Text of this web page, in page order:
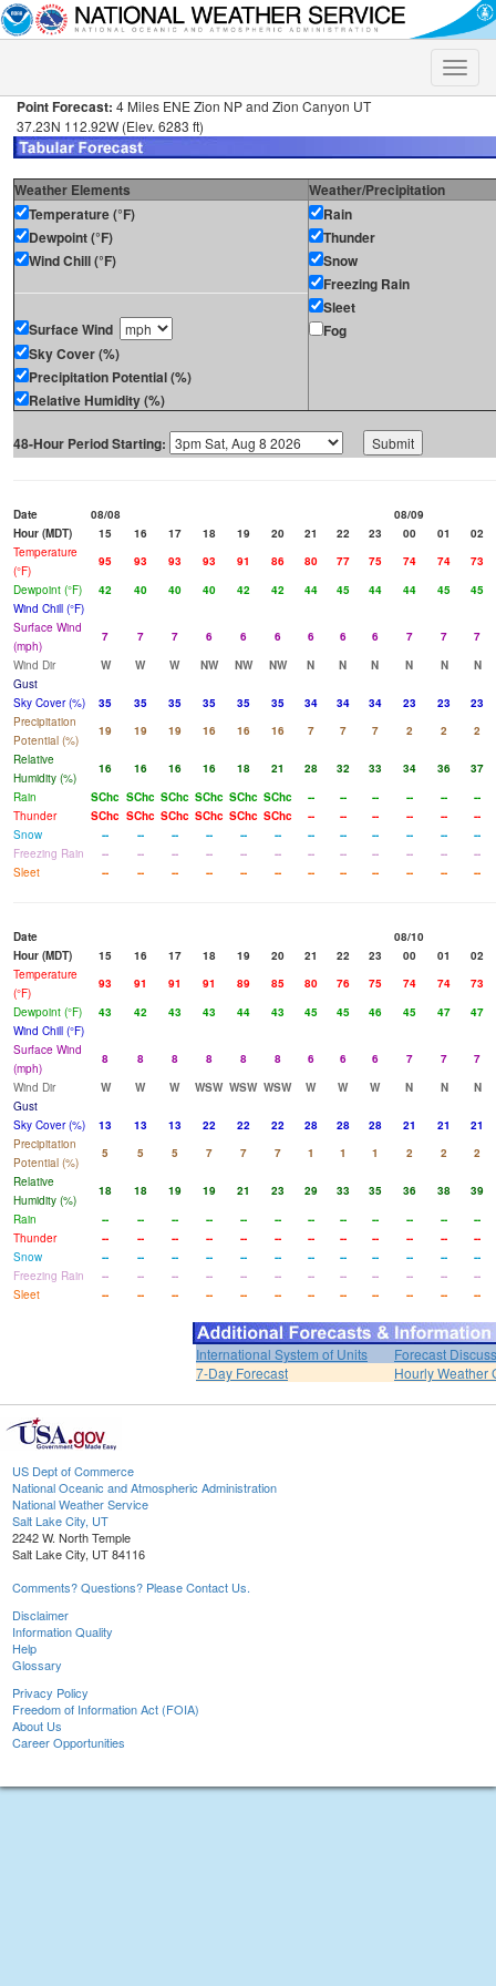
Toggle
Point Forecast: 4 Miles ENE Zion NP and Zion Canyon UT
37.23N 112.92W (Elev. 6283 ft)
Weather Elements
Weather/Precipitation
Temperature (°F)
Dewpoint (°F)
Wind Chill (°F)
Surface Wind
Sky Cover (%)
Precipitation Potential (%)
Relative Humidity (%)
Rain
Thunder
Snow
Freezing Rain
Sleet
Fog
48-Hour Period Starting:
Date 08/08
08/09
Hour (MDT)
15 16 17 18 19 20 21 22 23 00 01
02
Temperature
(°F)
95 93 93 93 91 86 80 77 75 74 74
73
Dewpoint (°F)
42 40 40 40 42 42 44 45 44 44 45
45
Wind Chill (°F)
Surface Wind
(mph)
7 7 7 6 6 6 6 6 6 7 7
7
Wind Dir
W W W NW NW NW N N N N N
N
Gust
Sky Cover (%)
35 35 35 35 35 35 34 34 34 23 23
23
Precipitation
Potential (%)
19 19 19 16 16 16 7 7 7 2 2
2
Relative
Humidity (%)
16 16 16 16 18 21 28 32 33 34 36
37
Rain
SChc SChc SChc SChc SChc SChc -- -- -- -- --
--
Thunder
SChc SChc SChc SChc SChc SChc -- -- -- -- --
--
Snow
-- -- -- -- -- -- -- -- -- -- --
--
Freezing Rain
-- -- -- -- -- -- -- -- -- -- --
--
Sleet
-- -- -- -- -- -- -- -- -- -- -- --
Date
08/10
Hour (MDT)
15 16 17 18 19 20 21 22 23 00 01
02
Temperature
(°F)
93 91 91 91 89 85 80 76 75 74 74
73
Dewpoint (°F)
43 42 43 43 44 43 45 45 46 45 47
47
Wind Chill (°F)
Surface Wind
(mph)
8 8 8 8 8 8 6 6 6 7 7
7
Wind Dir
W W W WSW WSW WSW W W W N N
N
Gust
Sky Cover (%)
13 13 13 22 22 22 28 28 28 21 21
21
Precipitation
Potential (%)
5 5 5 7 7 7 1 1 1 2 2
2
Relative
Humidity (%)
18 18 19 19 21 23 29 33 35 36 38
39
Rain
-- -- -- -- -- -- -- -- -- -- --
--
Thunder
-- -- -- -- -- -- -- -- -- -- --
--
Snow
-- -- -- -- -- -- -- -- -- -- --
--
Freezing Rain
-- -- -- -- -- -- -- -- -- -- --
--
Sleet
-- -- -- -- -- -- -- -- -- -- -- --
International System of Units
Forecast
7-Day Forecast
Hourly Weather
US Dept of Commerce
National Oceanic and Atmospheric Administration
National Weather Service
Salt Lake City, UT
2242 W. North Temple
Salt Lake City, UT 84116
Comments? Questions? Please Contact Us.
Disclaimer
Information Quality
Help
Glossary
Privacy Policy
Freedom of Information Act (FOIA)
About Us
Career Opportunities